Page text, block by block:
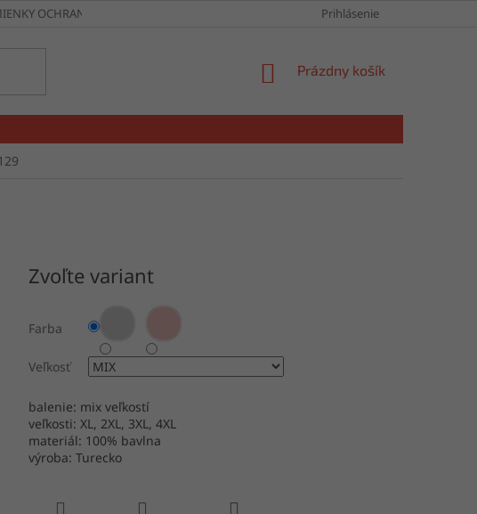
OCHRANY OSOBNÝCH ÚDAJOV Prihlásenie
NÁKUPNÝ
Prázdny košík
Zvoľte variant
Farba
Veľkosť
balenie: mix veľkostí
veľkosti: XL, 2XL, 3XL, 4XL
materiál: 100% bavlna
výroba: Turecko